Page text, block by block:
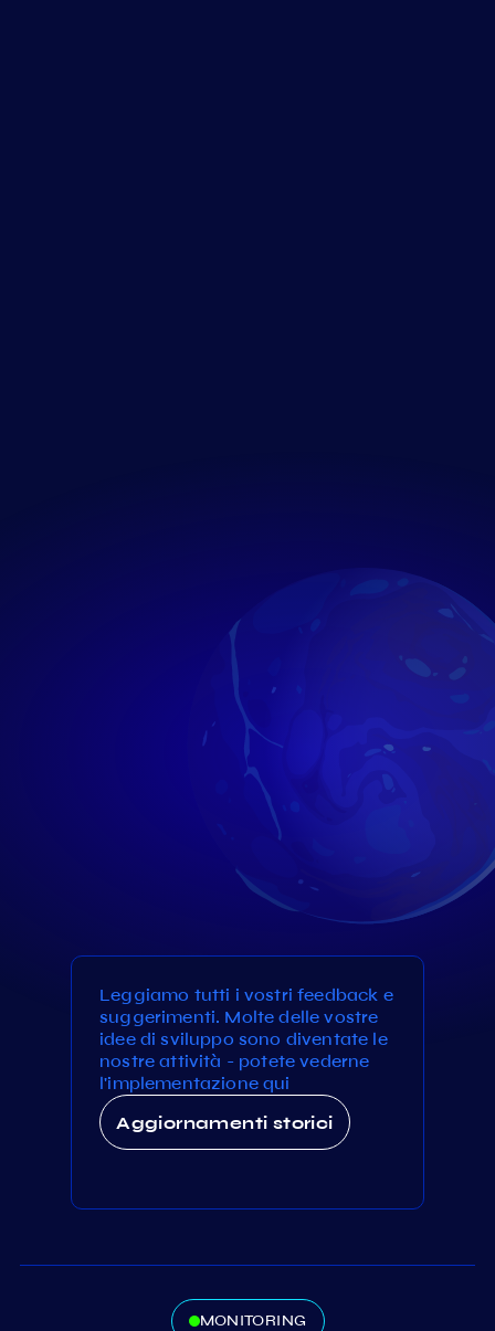
Leggiamo tutti i vostri feedback e
suggerimenti. Molte delle vostre
idee di sviluppo sono diventate le
nostre attività - potete vederne
l'implementazione qui
Aggiornamenti storici
MONITORING